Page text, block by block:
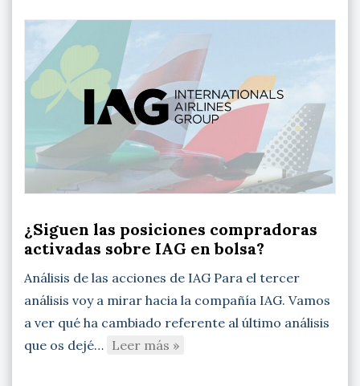
¿Siguen las posiciones compradoras
activadas sobre IAG en bolsa?
Análisis de las acciones de IAG Para el tercer
análisis voy a mirar hacia la compañía IAG. Vamos
a ver qué ha cambiado referente al último análisis
que os dejé… Leer más »